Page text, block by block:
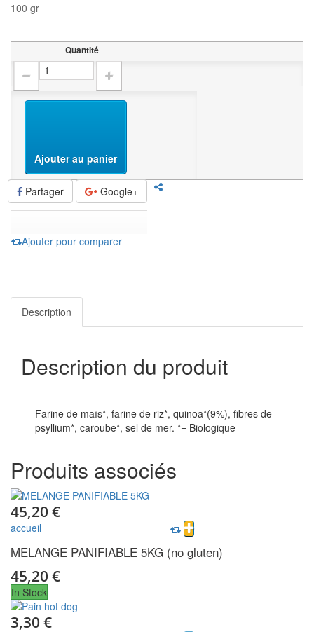
100 gr
Quantité
Ajouter au panier
Partager Google+
Ajouter pour comparer
Description
Description du produit
Farine de maïs*, farine de riz*, quinoa*(9%), fibres de
psyllium*, caroube*, sel de mer. *= Biologique
Produits associés
45,20 €
accueil
MELANGE PANIFIABLE 5KG (no gluten)
45,20 €
In Stock
3,30 €